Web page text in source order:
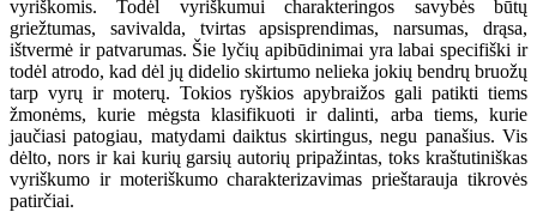
vyriškomis. Todėl vyriškumui charakteringos savybės būtų
griežtumas, savivalda, tvirtas apsisprendimas, narsumas, drąsa,
ištvermė ir patvarumas. Šie lyčių apibūdinimai yra labai specifiški ir
todėl atrodo, kad dėl jų didelio skirtumo nelieka jokių bendrų bruožų
tarp vyrų ir moterų. Tokios ryškios apybraižos gali patikti tiems
žmonėms, kurie mėgsta klasifikuoti ir dalinti, arba tiems, kurie
jaučiasi patogiau, matydami daiktus skirtingus, negu panašius. Vis
dėlto, nors ir kai kurių garsių autorių pripažintas, toks kraštutiniškas
vyriškumo ir moteriškumo charakterizavimas prieštarauja tikrovės
patirčiai.